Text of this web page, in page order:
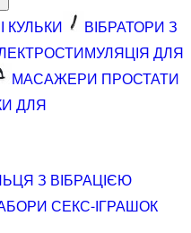
КУЛЬКИ
ВІБРАТОРИ З
ДЛЯ
МАСАЖЕРИ ПРОСТАТИ
ДЛЯ
З ВІБРАЦІЄЮ
СЕКС-ІГРАШОК